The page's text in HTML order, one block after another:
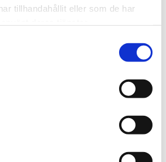
tillhandahållit eller som de har
med öppning 17 mm och 1 hajkrok.